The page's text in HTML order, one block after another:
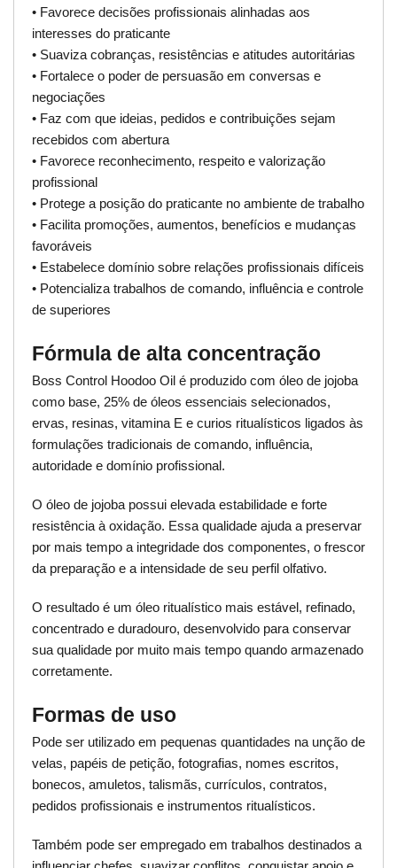
• Favorece decisões profissionais alinhadas aos
interesses do praticante
• Suaviza cobranças, resistências e atitudes autoritárias
• Fortalece o poder de persuasão em conversas e
negociações
• Faz com que ideias, pedidos e contribuições sejam
recebidos com abertura
• Favorece reconhecimento, respeito e valorização
profissional
• Protege a posição do praticante no ambiente de trabalho
• Facilita promoções, aumentos, benefícios e mudanças
favoráveis
• Estabelece domínio sobre relações profissionais difíceis
• Potencializa trabalhos de comando, influência e controle
de superiores
Fórmula de alta concentração
Boss Control Hoodoo Oil é produzido com óleo de jojoba
como base, 25% de óleos essenciais selecionados,
ervas, resinas, vitamina E e curios ritualísticos ligados às
formulações tradicionais de comando, influência,
autoridade e domínio profissional.
O óleo de jojoba possui elevada estabilidade e forte
resistência à oxidação. Essa qualidade ajuda a preservar
por mais tempo a integridade dos componentes, o frescor
da preparação e a intensidade de seu perfil olfativo.
O resultado é um óleo ritualístico mais estável, refinado,
concentrado e duradouro, desenvolvido para conservar
sua qualidade por muito mais tempo quando armazenado
corretamente.
Formas de uso
Pode ser utilizado em pequenas quantidades na unção de
velas, papéis de petição, fotografias, nomes escritos,
bonecos, amuletos, talismãs, currículos, contratos,
pedidos profissionais e instrumentos ritualísticos.
Também pode ser empregado em trabalhos destinados a